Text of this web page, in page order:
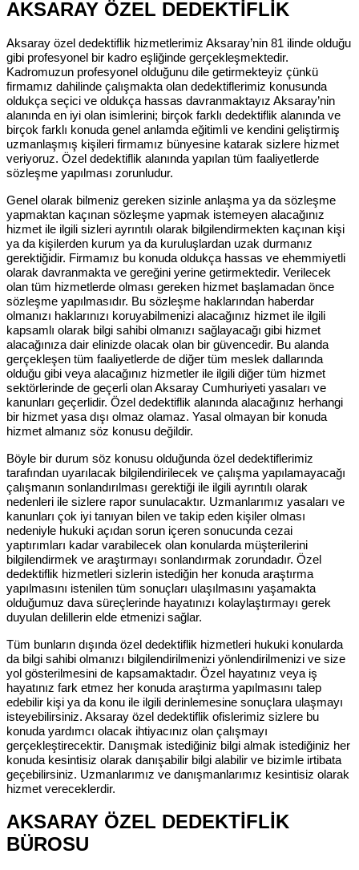
AKSARAY ÖZEL DEDEKTİFLİK
Aksaray özel dedektiflik hizmetlerimiz Aksaray’nin 81 ilinde olduğu
gibi profesyonel bir kadro eşliğinde gerçekleşmektedir.
Kadromuzun profesyonel olduğunu dile getirmekteyiz çünkü
firmamız dahilinde çalışmakta olan dedektiflerimiz konusunda
oldukça seçici ve oldukça hassas davranmaktayız Aksaray’nin
alanında en iyi olan isimlerini; birçok farklı dedektiflik alanında ve
birçok farklı konuda genel anlamda eğitimli ve kendini geliştirmiş
uzmanlaşmış kişileri firmamız bünyesine katarak sizlere hizmet
veriyoruz. Özel dedektiflik alanında yapılan tüm faaliyetlerde
sözleşme yapılması zorunludur.
Genel olarak bilmeniz gereken sizinle anlaşma ya da sözleşme
yapmaktan kaçınan sözleşme yapmak istemeyen alacağınız
hizmet ile ilgili sizleri ayrıntılı olarak bilgilendirmekten kaçınan kişi
ya da kişilerden kurum ya da kuruluşlardan uzak durmanız
gerektiğidir. Firmamız bu konuda oldukça hassas ve ehemmiyetli
olarak davranmakta ve gereğini yerine getirmektedir. Verilecek
olan tüm hizmetlerde olması gereken hizmet başlamadan önce
sözleşme yapılmasıdır. Bu sözleşme haklarından haberdar
olmanızı haklarınızı koruyabilmenizi alacağınız hizmet ile ilgili
kapsamlı olarak bilgi sahibi olmanızı sağlayacağı gibi hizmet
alacağınıza dair elinizde olacak olan bir güvencedir. Bu alanda
gerçekleşen tüm faaliyetlerde de diğer tüm meslek dallarında
olduğu gibi veya alacağınız hizmetler ile ilgili diğer tüm hizmet
sektörlerinde de geçerli olan Aksaray Cumhuriyeti yasaları ve
kanunları geçerlidir. Özel dedektiflik alanında alacağınız herhangi
bir hizmet yasa dışı olmaz olamaz. Yasal olmayan bir konuda
hizmet almanız söz konusu değildir.
Böyle bir durum söz konusu olduğunda özel dedektiflerimiz
tarafından uyarılacak bilgilendirilecek ve çalışma yapılamayacağı
çalışmanın sonlandırılması gerektiği ile ilgili ayrıntılı olarak
nedenleri ile sizlere rapor sunulacaktır. Uzmanlarımız yasaları ve
kanunları çok iyi tanıyan bilen ve takip eden kişiler olması
nedeniyle hukuki açıdan sorun içeren sonucunda cezai
yaptırımları kadar varabilecek olan konularda müşterilerini
bilgilendirmek ve araştırmayı sonlandırmak zorundadır. Özel
dedektiflik hizmetleri sizlerin istediğin her konuda araştırma
yapılmasını istenilen tüm sonuçları ulaşılmasını yaşamakta
olduğumuz dava süreçlerinde hayatınızı kolaylaştırmayı gerek
duyulan delillerin elde etmenizi sağlar.
Tüm bunların dışında özel dedektiflik hizmetleri hukuki konularda
da bilgi sahibi olmanızı bilgilendirilmenizi yönlendirilmenizi ve size
yol gösterilmesini de kapsamaktadır. Özel hayatınız veya iş
hayatınız fark etmez her konuda araştırma yapılmasını talep
edebilir kişi ya da konu ile ilgili derinlemesine sonuçlara ulaşmayı
isteyebilirsiniz. Aksaray özel dedektiflik ofislerimiz sizlere bu
konuda yardımcı olacak ihtiyacınız olan çalışmayı
gerçekleştirecektir. Danışmak istediğiniz bilgi almak istediğiniz her
konuda kesintisiz olarak danışabilir bilgi alabilir ve bizimle irtibata
geçebilirsiniz. Uzmanlarımız ve danışmanlarımız kesintisiz olarak
hizmet vereceklerdir.
AKSARAY ÖZEL DEDEKTİFLİK
BÜROSU